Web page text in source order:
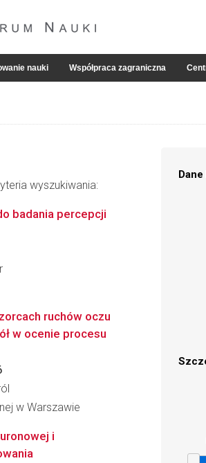
nauki Współpraca zagraniczna
wyszukiwania:
badania percepcji
ruchów oczu
w ocenie procesu
w Warszawie
i